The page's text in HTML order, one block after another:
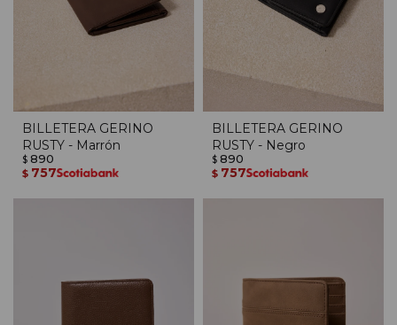
BILLETERA GERINO
RUSTY - Marrón
$ 890
$ 757
BILLETERA GERINO
RUSTY - Negro
$ 890
$ 757